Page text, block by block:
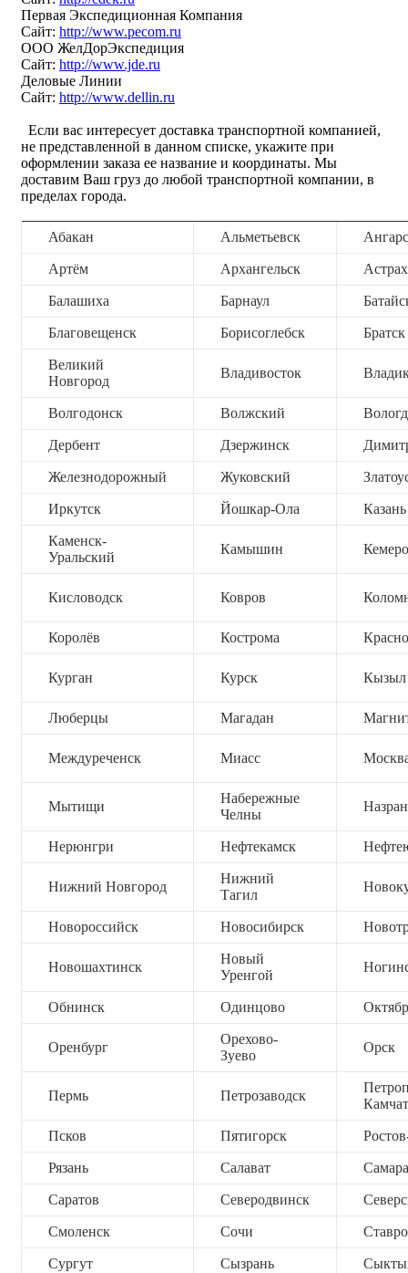
Первая Экспедиционная Компания
Сайт: http://www.pecom.ru
ООО ЖелДорЭкспедиция
Сайт: http://www.jde.ru
Деловые Линии
Сайт: http://www.dellin.ru
Если вас интересует доставка транспортной компанией,
не представленной в данном списке, укажите при
оформлении заказа ее название и координаты. Мы
доставим Ваш груз до любой транспортной компании, в
пределах города.
Абакан Альметьевск
Артём Архангельск
Балашиха Барнаул
Благовещенск Борисоглебск Братск
Великий
Новгород
Владивосток
Волгодонск Волжский
Дербент Дзержинск
Железнодорожный Жуковский
Иркутск Йошкар-Ола Казань
Каменск-
Уральский
Камышин
Кисловодск Ковров
Королёв Кострома
Курган Курск Кызыл
Люберцы Магадан
Междуреченск Миасс
Мытищи
Набережные
Челны
Нерюнгри Нефтекамск
Нижний Новгород
Нижний
Тагил
Новороссийск Новосибирск
Новошахтинск
Новый
Уренгой
Обнинск Одинцово
Оренбург
Орехово-
Зуево
Орск
Пермь Петрозаводск
Псков Пятигорск
Рязань Салават Самара
Саратов Северодвинск
Смоленск Сочи
Сургут Сызрань